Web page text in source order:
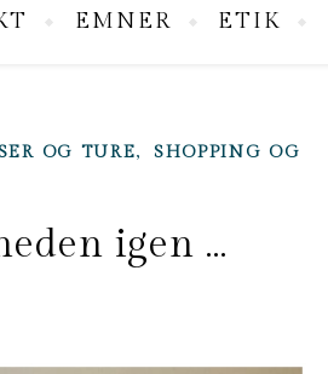
EMNER ETIK
OG TURE, SHOPPING OG
igen …